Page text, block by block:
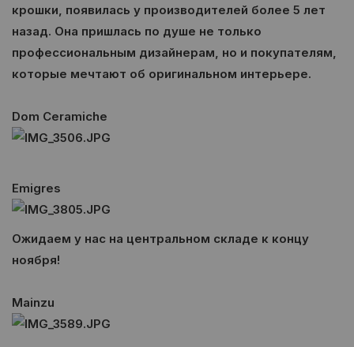
крошки, появилась у производителей более 5 лет
назад. Она пришлась по душе не только
профессиональным дизайнерам, но и покупателям,
которые мечтают об оригинальном интерьере.
Dom Ceramiche
Emigres
Ожидаем у нас на центральном складе к концу
ноября!
Mainzu